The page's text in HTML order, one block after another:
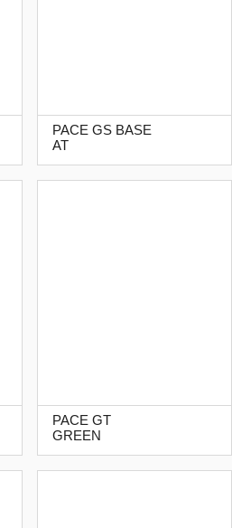
PACE GS BASE
AT
PACE GT
GREEN